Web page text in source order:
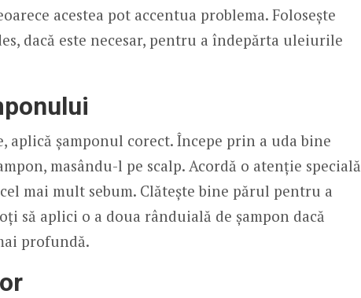
acestea pot accentua problema. Folosește
dacă este necesar, pentru a îndepărta uleiurile
aplică șamponul corect. Începe prin a uda bine
masându-l pe scalp. Acordă o atenție specială
mai mult sebum. Clătește bine părul pentru a
să aplici o a doua rânduială de șampon dacă
profundă.